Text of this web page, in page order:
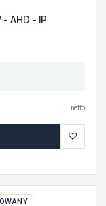
AHD - IP
netto
♡